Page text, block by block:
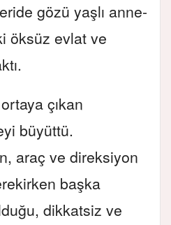
gözü yaşlı anne-
öksüz evlat ve
çıkan
büyüttü.
araç ve direksiyon
başka
dikkatsiz ve